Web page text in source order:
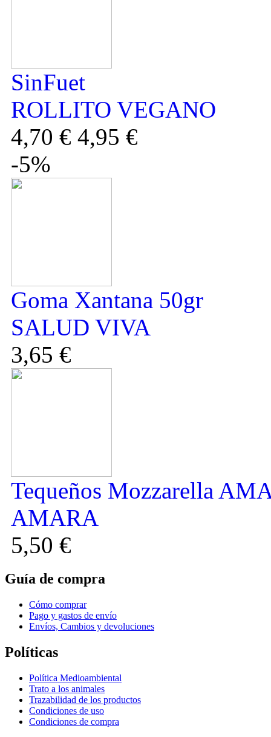
SinFuet
ROLLITO VEGANO
4,70 € 4,95 €
-5%
Goma Xantana 50gr
SALUD VIVA
3,65 €
Tequeños Mozzarella
AMARA
5,50 €
Guía de compra
Cómo comprar
Pago y gastos de envío
Envíos, Cambios y devoluciones
Polí­ticas
Política Medioambiental
Trato a los animales
Trazabilidad de los productos
Condiciones de uso
Condiciones de compra